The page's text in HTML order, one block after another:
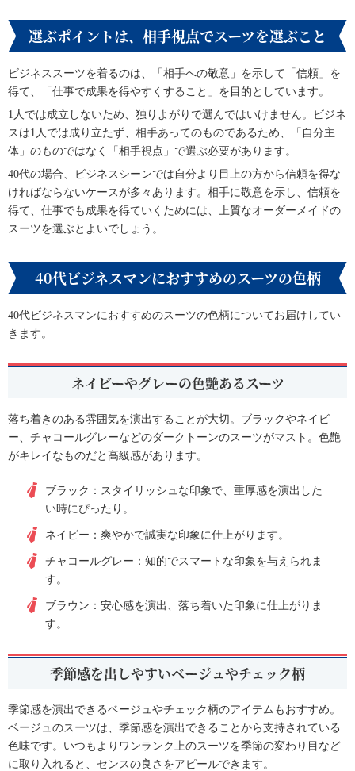
選ぶポイントは、相手視点でスーツを選ぶこと
ビジネススーツを着るのは、「相手への敬意」を示して「信頼」を
得て、「仕事で成果を得やすくすること」を目的としています。
1人では成立しないため、独りよがりで選んではいけません。ビジネ
スは1人では成り立たず、相手あってのものであるため、「自分主
体」のものではなく「相手視点」で選ぶ必要があります。
40代の場合、ビジネスシーンでは自分より目上の方から信頼を得な
ければならないケースが多々あります。相手に敬意を示し、信頼を
得て、仕事でも成果を得ていくためには、上質なオーダーメイドの
スーツを選ぶとよいでしょう。
40代ビジネスマンにおすすめのスーツの色柄
40代ビジネスマンにおすすめのスーツの色柄についてお届けしてい
きます。
ネイビーやグレーの色艶あるスーツ
落ち着きのある雰囲気を演出することが大切。ブラックやネイビ
ー、チャコールグレーなどのダークトーンのスーツがマスト。色艶
がキレイなものだと高級感があります。
ブラック：スタイリッシュな印象で、重厚感を演出した
い時にぴったり。
ネイビー：爽やかで誠実な印象に仕上がります。
チャコールグレー：知的でスマートな印象を与えられま
す。
ブラウン：安心感を演出、落ち着いた印象に仕上がりま
す。
季節感を出しやすいベージュやチェック柄
季節感を演出できるベージュやチェック柄のアイテムもおすすめ。
ベージュのスーツは、季節感を演出できることから支持されている
色味です。いつもよりワンランク上のスーツを季節の変わり目など
に取り入れると、センスの良さをアピールできます。